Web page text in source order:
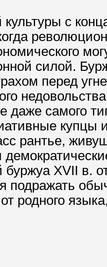
культуры с
силой.
перед
даже самого
купцы
рантье,
XVII в.
подражать
родного